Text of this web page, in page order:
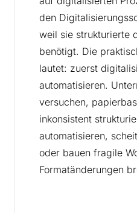
den
weil sie strukturierte
benötigt. Die
lautet: zuerst
automatisieren.
versuchen,
inkonsistent
automatisieren,
oder bauen fragile
Formatänderungen